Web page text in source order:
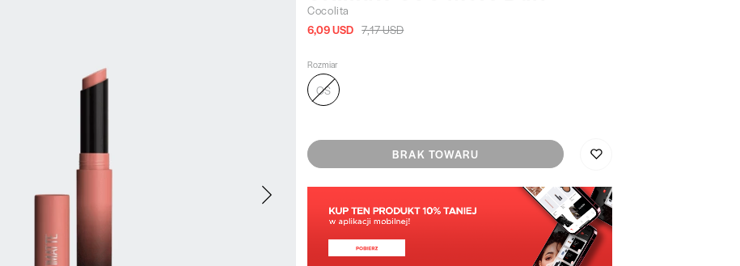
Cocolita
6,09 USD 7,17 USD
Rozmiar
OS
BRAK TOWARU